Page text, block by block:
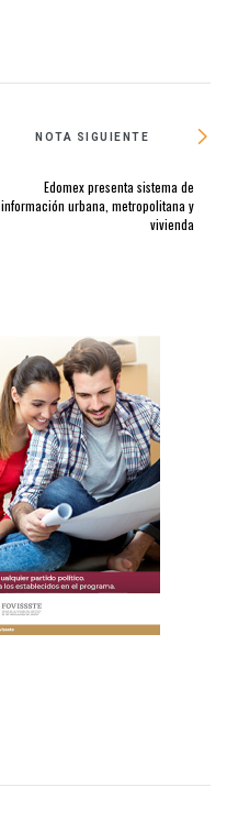
NOTA SIGUIENTE
Edomex presenta sistema de
información urbana, metropolitana y
vivienda